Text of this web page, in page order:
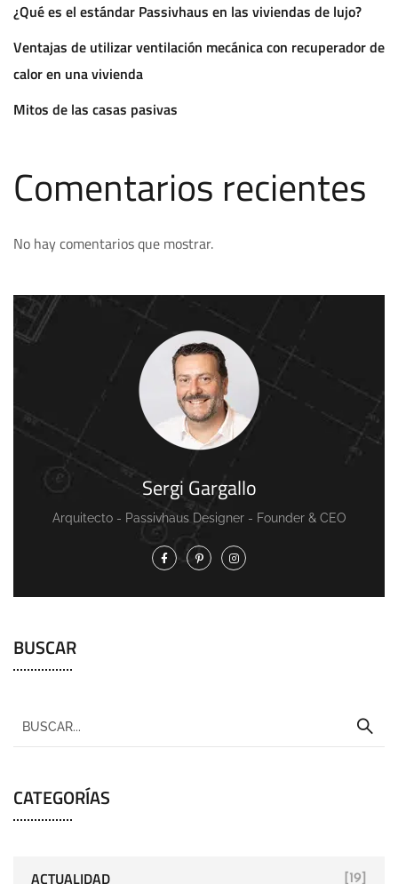
¿Qué es el estándar Passivhaus en las viviendas de lujo?
Ventajas de utilizar ventilación mecánica con recuperador de
calor en una vivienda
Mitos de las casas pasivas
Comentarios recientes
No hay comentarios que mostrar.
Sergi Gargallo
Arquitecto - Passivhaus Designer - Founder & CEO
BUSCAR
CATEGORÍAS
ACTUALIDAD [19]